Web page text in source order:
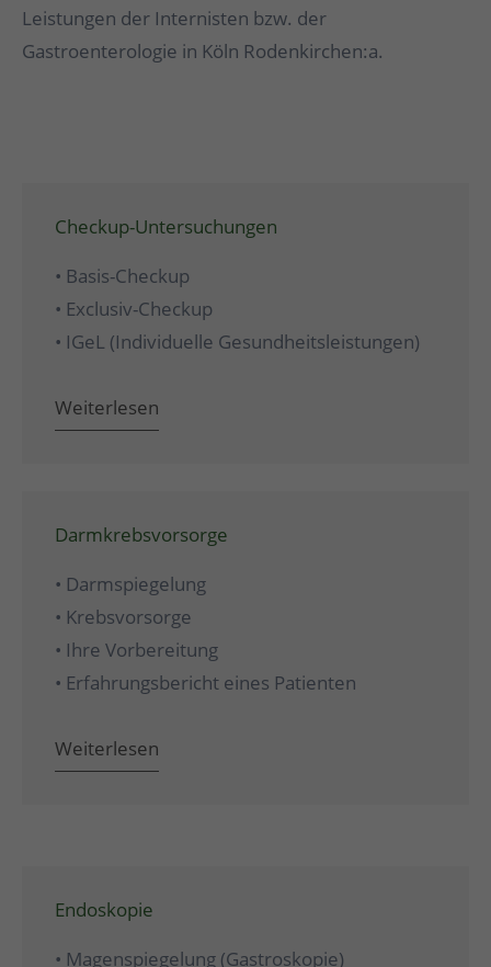
Leistungen der Internisten bzw. der
Gastroenterologie in Köln Rodenkirchen:a.
Checkup-Untersuchungen
• Basis-Checkup
• Exclusiv-Checkup
• IGeL (Individuelle Gesundheitsleistungen)
Weiterlesen
Darmkrebsvorsorge
• Darmspiegelung
• Krebsvorsorge
• Ihre Vorbereitung
• Erfahrungsbericht eines Patienten
Weiterlesen
Endoskopie
• Magenspiegelung (Gastroskopie)